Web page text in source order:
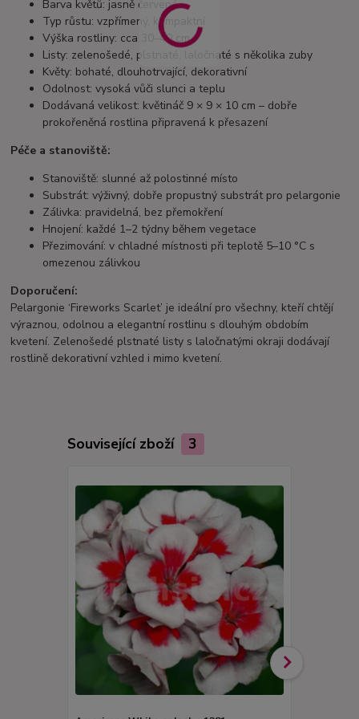
Barva květů: jasně červená
Typ růstu: vzpřímený, kompaktní
Výška rostliny: cca 30–40 cm
Listy: zelenošedé, plstnaté, laločnaté s několika zuby
Květy: bohaté, dlouhotrvající, dekorativní
Odolnost: vysoká vůči slunci a teplu
Dodávaná velikost: květináč 9 × 9 × 10 cm – dobře
prokořeněná rostlina připravená k přesazení
Péče a stanoviště:
Stanoviště: slunné až polostinné místo
Substrát: výživný, dobře propustný substrát pro pelargonie
Zálivka: pravidelná, bez přemokření
Hnojení: každé 1–2 týdny během vegetace
Přezimování: v chladné místnosti při teplotě 5–10 °C s
omezenou zálivkou
Doporučení:
Pelargonie ‘Fireworks Scarlet’ je ideální pro všechny, kteří chtějí
výraznou, odolnou a elegantní rostlinu s dlouhým obdobím
kvetení. Zelenošedé plstnaté listy s laločnatými okraji dodávají
rostlině dekorativní vzhled i mimo kvetení.
Související zboží 3